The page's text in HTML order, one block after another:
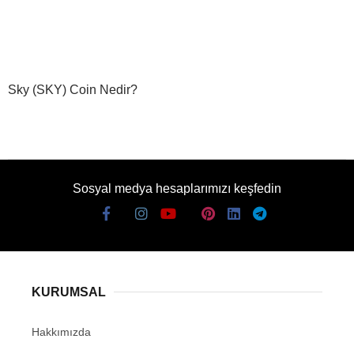
Sky (SKY) Coin Nedir?
Sosyal medya hesaplarımızı keşfedin
KURUMSAL
Hakkımızda